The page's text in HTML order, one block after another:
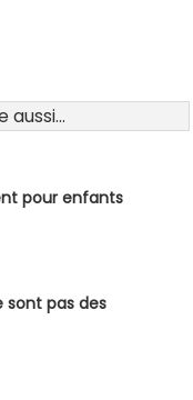
aussi...
pour enfants
sont pas des